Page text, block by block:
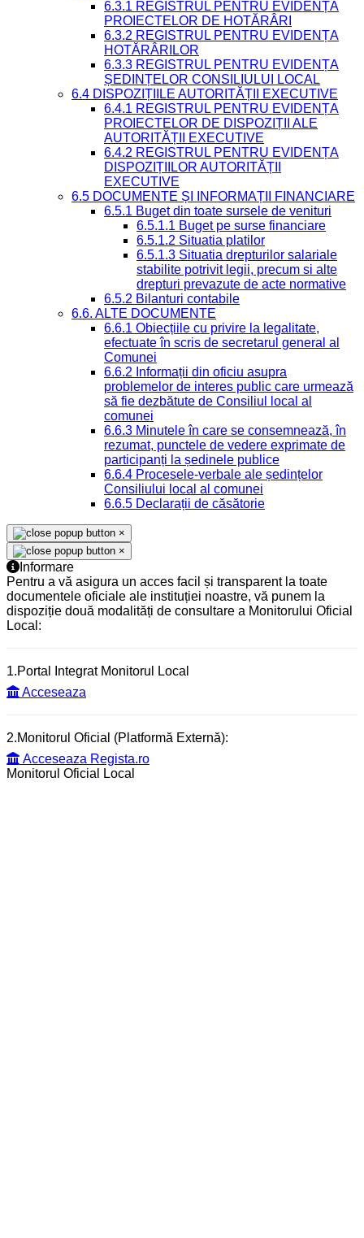
6.3.1 REGISTRUL PENTRU EVIDENȚA
PROIECTELOR DE HOTĂRÂRI
6.3.2 REGISTRUL PENTRU EVIDENȚA
HOTĂRÂRILOR
6.3.3 REGISTRUL PENTRU EVIDENȚA
ȘEDINȚELOR CONSILIULUI LOCAL
6.4 DISPOZIȚIILE AUTORITĂȚII EXECUTIVE
6.4.1 REGISTRUL PENTRU EVIDENȚA
PROIECTELOR DE DISPOZIȚII ALE
AUTORITĂȚII EXECUTIVE
6.4.2 REGISTRUL PENTRU EVIDENȚA
DISPOZIȚIILOR AUTORITĂȚII
EXECUTIVE
6.5 DOCUMENTE ȘI INFORMAȚII FINANCIARE
6.5.1 Buget din toate sursele de venituri
6.5.1.1 Buget pe surse financiare
6.5.1.2 Situatia platilor
6.5.1.3 Situatia drepturilor salariale
stabilite potrivit legii, precum si alte
drepturi prevazute de acte normative
6.5.2 Bilanturi contabile
6.6. ALTE DOCUMENTE
6.6.1 Obiecțiile cu privire la legalitate,
efectuate în scris de secretarul general al
Comunei
6.6.2 Informații din oficiu asupra
problemelor de interes public care urmează
să fie dezbătute de Consiliul local al
comunei
6.6.3 Minutele în care se consemnează, în
rezumat, punctele de vedere exprimate de
participanți la ședinele publice
6.6.4 Procesele-verbale ale ședințelor
Consiliului local al comunei
6.6.5 Declarații de căsătorie
×
×
Informare
Pentru a vă asigura un acces facil și transparent la toate
documentele oficiale ale instituției noastre, vă punem la
dispoziție două modalități de consultare a Monitorului Oficial
Local:
1.Portal Integrat Monitorul Local
Acceseaza
2.Monitorul Oficial (Platformă Externă):
Acceseaza Regista.ro
Monitorul Oficial Local